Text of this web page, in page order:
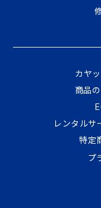
カヤ
商品
レンタルサ
特定
プ